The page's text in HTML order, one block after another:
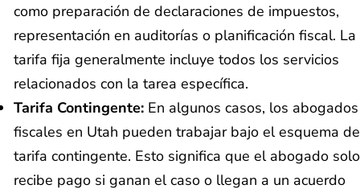
como preparación de declaraciones de impuestos,
representación en auditorías o planificación fiscal. La
tarifa fija generalmente incluye todos los servicios
relacionados con la tarea específica.
Tarifa Contingente: En algunos casos, los abogados
fiscales en Utah pueden trabajar bajo el esquema de
tarifa contingente. Esto significa que el abogado solo
recibe pago si ganan el caso o llegan a un acuerdo